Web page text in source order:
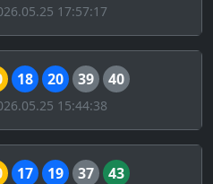
17:57:17
18 20 39 40
15:44:38
17 19 37 43